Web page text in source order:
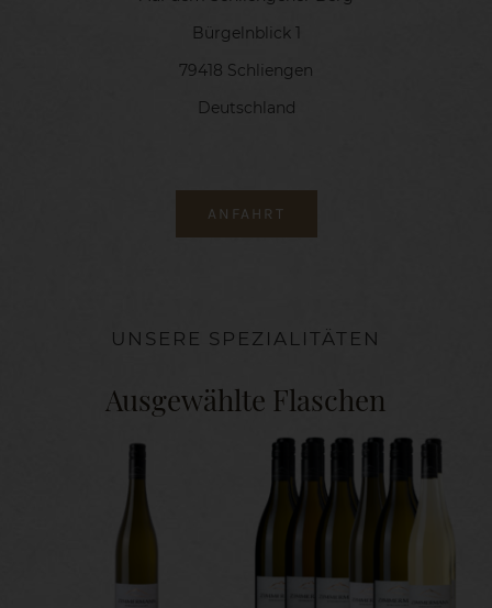
Bürgelnblick 1
79418 Schliengen
Deutschland
ANFAHRT
UNSERE SPEZIALITÄTEN
Ausgewählte Flaschen